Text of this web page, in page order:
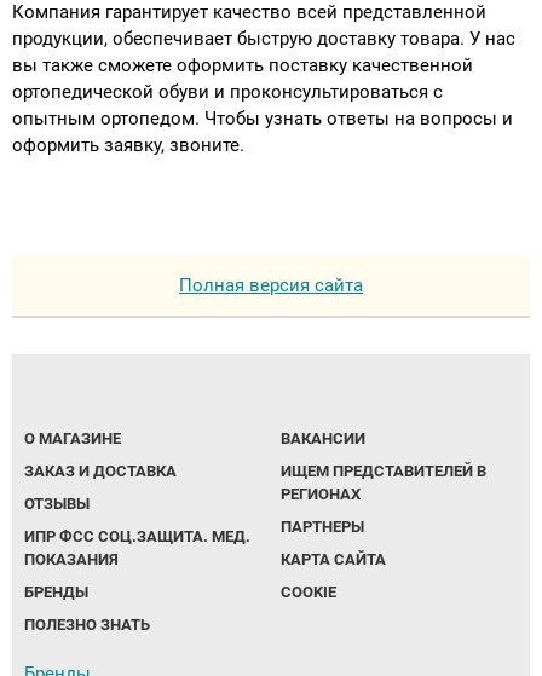
Компания гарантирует качество всей представленной
продукции, обеспечивает быструю доставку товара. У нас
вы также сможете оформить поставку качественной
ортопедической обуви и проконсультироваться с
опытным ортопедом. Чтобы узнать ответы на вопросы и
оформить заявку, звоните.
Полная версия сайта
О МАГАЗИНЕ
ЗАКАЗ И ДОСТАВКА
ОТЗЫВЫ
ИПР ФСС СОЦ.ЗАЩИТА. МЕД.
ПОКАЗАНИЯ
БРЕНДЫ
ПОЛЕЗНО ЗНАТЬ
ВАКАНСИИ
ИЩЕМ ПРЕДСТАВИТЕЛЕЙ В
РЕГИОНАХ
ПАРТНЕРЫ
КАРТА САЙТА
COOKIE